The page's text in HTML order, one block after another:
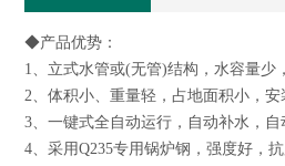
◆产品优势：
1、立式水管或(无管)结构，水容量少
2、体积小、重量轻，占地面积小，
3、一键式全自动运行，自动补水，
4、采用Q235专用锅炉钢，强度好，